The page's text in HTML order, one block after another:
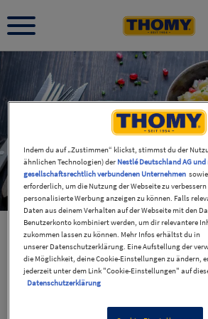
Indem du auf „Zustimmen“ klickst, stimmst du der
ähnlichen Technologien) der Nestlé Deutschland AG
gesellschaftsrechtlich verbundenen Unternehmen
erforderlich, um die Nutzung der Webseite zu
personalisierte Werbung anzeigen zu können. Falls
Daten aus deinem Verhalten auf der Webseite mit den
Benutzerkonto kombiniert werden, um dir relevantere
zukommen lassen zu können. Mehr Infos erhältst du in
unserer Datenschutzerklärung. Eine Aufstellung der
die Möglichkeit, deine Cookie-Einstellungen zu ändern,
jederzeit unter dem Link "Cookie-Einstellungen" auf
Datenschutzerklärung